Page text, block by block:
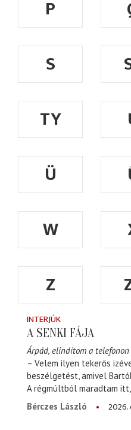
P
S
TY
Ü
W
Z
INTERJÚK
A SENKI FÁJA
Árpád, elindítom a
– Velem ilyen tekerős
beszélgetést, amivel
A régmúltból maradtam
Bérczes László